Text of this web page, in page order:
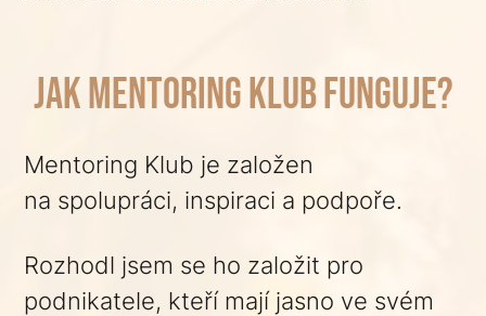
JAK mentoring klub FUNGUJE?
Mentoring Klub je založen
na spolupráci, inspiraci a podpoře.
Rozhodl jsem se ho založit pro
podnikatele, kteří mají jasno ve svém